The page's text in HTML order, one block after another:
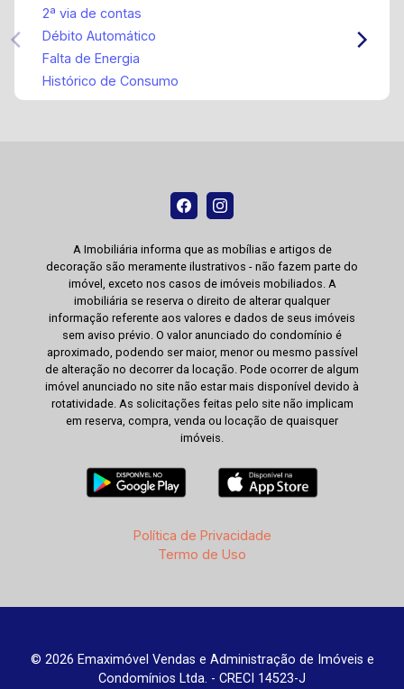
2ª via de contas
Débito Automático
Falta de Energia
Histórico de Consumo
A Imobiliária informa que as mobílias e artigos de
decoração são meramente ilustrativos - não fazem parte do
imóvel, exceto nos casos de imóveis mobiliados. A
imobiliária se reserva o direito de alterar qualquer
informação referente aos valores e dados de seus imóveis
sem aviso prévio. O valor anunciado do condomínio é
aproximado, podendo ser maior, menor ou mesmo passível
de alteração no decorrer da locação. Pode ocorrer de algum
imóvel anunciado no site não estar mais disponível devido à
rotatividade. As solicitações feitas pelo site não implicam
em reserva, compra, venda ou locação de quaisquer
imóveis.
Política de Privacidade
Termo de Uso
© 2026 Emaximóvel Vendas e Administração de Imóveis e
Condomínios Ltda. - CRECI 14523-J